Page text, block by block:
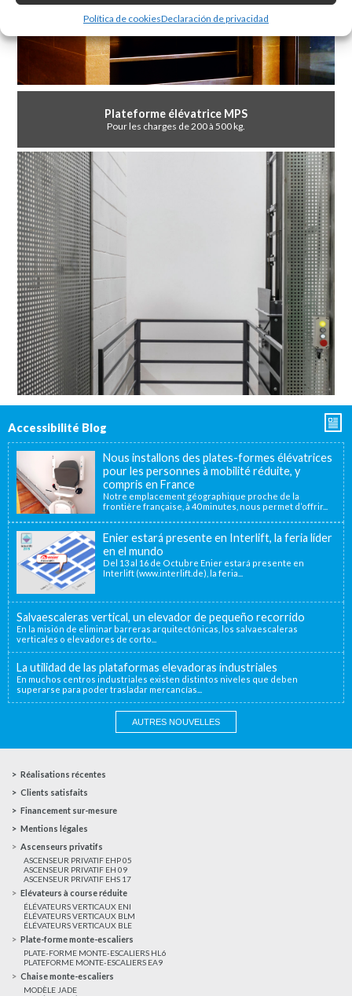
Política de cookiesDeclaración de privacidad
Plateforme élévatrice MPS
Pour les charges de 200 à 500 kg.
Accessibilité Blog
Nous installons des plates-formes élévatrices
pour les personnes à mobilité réduite, y
compris en France
Notre emplacement géographique proche de la
frontière française, à 40 minutes, nous permet d’offrir...
Enier estará presente en Interlift, la feria líder
en el mundo
Del 13 al 16 de Octubre Enier estará presente en
Interlift (www.interlift.de), la feria...
Salvaescaleras vertical, un elevador de pequeño recorrido
En la misión de eliminar barreras arquitectónicas, los salvaescaleras
verticales o elevadores de corto...
La utilidad de las plataformas elevadoras industriales
En muchos centros industriales existen distintos niveles que deben
superarse para poder trasladar mercancías...
AUTRES NOUVELLES
Réalisations récentes
Clients satisfaits
Financement sur-mesure
Mentions légales
Ascenseurs privatifs
ASCENSEUR PRIVATIF EHP 05
ASCENSEUR PRIVATIF EH 09
ASCENSEUR PRIVATIF EHS 17
Elévateurs à course réduite
ÉLÉVATEURS VERTICAUX ENI
ÉLÉVATEURS VERTICAUX BLM
ÉLÉVATEURS VERTICAUX BLE
Plate-forme monte-escaliers
PLATE-FORME MONTE-ESCALIERS HL6
PLATEFORME MONTE-ESCALIERS EA9
Chaise monte-escaliers
MODÈLE JADE